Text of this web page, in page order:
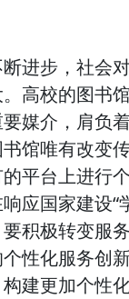
进步，社会
高校的图书
媒介，肩负
馆唯有改变
平台上进行
应国家建设“
积极转变服
性化服务创
建更加个性